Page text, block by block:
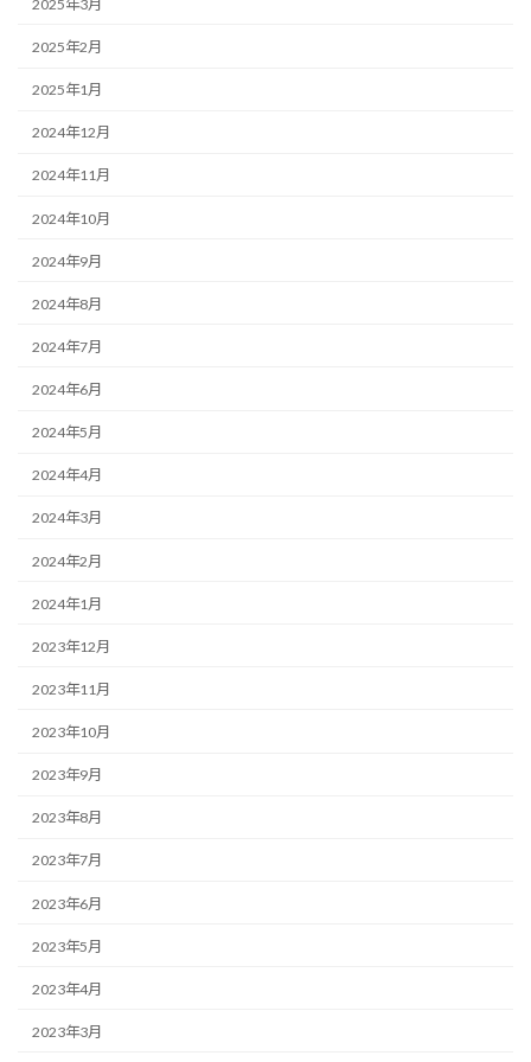
2025年3月
2025年2月
2025年1月
2024年12月
2024年11月
2024年10月
2024年9月
2024年8月
2024年7月
2024年6月
2024年5月
2024年4月
2024年3月
2024年2月
2024年1月
2023年12月
2023年11月
2023年10月
2023年9月
2023年8月
2023年7月
2023年6月
2023年5月
2023年4月
2023年3月